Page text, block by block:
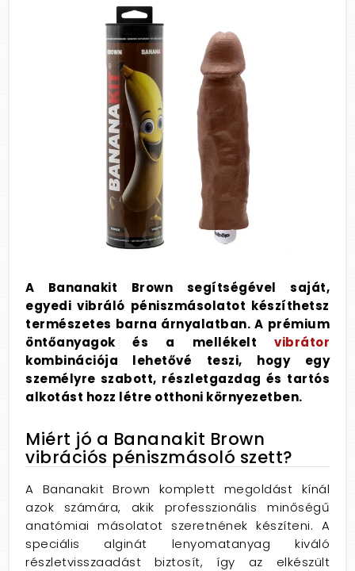
A Bananakit Brown segítségével saját,
egyedi vibráló péniszmásolatot készíthetsz
természetes barna árnyalatban. A prémium
öntőanyagok és a mellékelt vibrátor
kombinációja lehetővé teszi, hogy egy
személyre szabott, részletgazdag és tartós
alkotást hozz létre otthoni környezetben.
Miért jó a Bananakit Brown
vibrációs péniszmásoló szett?
A Bananakit Brown komplett megoldást kínál
azok számára, akik professzionális minőségű
anatómiai másolatot szeretnének készíteni. A
speciális alginát lenyomatanyag kiváló
részletvisszaadást biztosít, így az elkészült